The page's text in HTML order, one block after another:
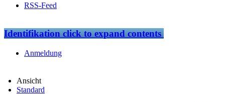
RSS-Feed
Identifikationclick to expand contents
Anmeldung
Ansicht
Standard